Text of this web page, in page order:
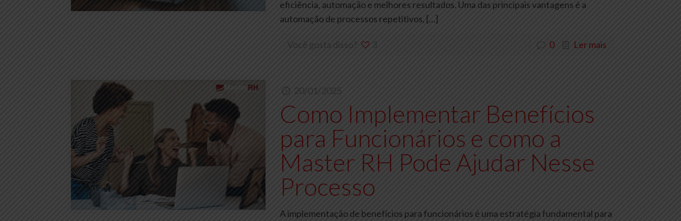
eficiência, automação e melhores resultados. Uma das principais vantagens é a
automação de processos repetitivos, […]
Você gosta disso? 3 0 Ler mais
20/01/2025
Como Implementar Benefícios
para Funcionários e como a
Master RH Pode Ajudar Nesse
Processo
A implementação de benefícios para funcionários é uma estratégia fundamental para